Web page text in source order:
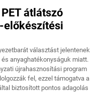
átlátszó
előkészítési
választást jelentenek
anyaghatékonyságuk miatt.
újrahasznosítási program
fel, ezzel támogatva a
biztosított pontos adagolás